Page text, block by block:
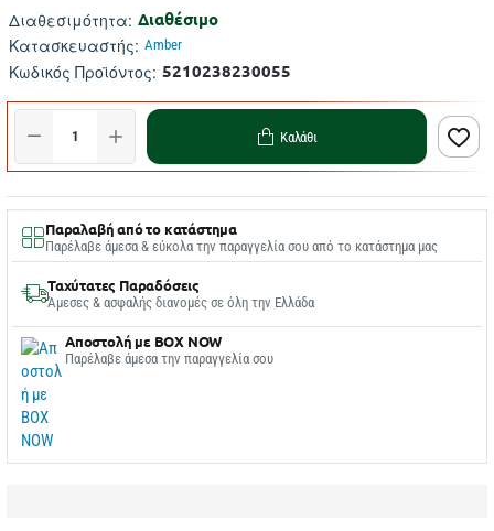
Διαθεσιμότητα: Διαθέσιμο
Κατασκευαστής: Amber
Κωδικός Προϊόντος: 5210238230055
Καλάθι
Παραλαβή από το κατάστημα
Παρέλαβε άμεσα & εύκολα την παραγγελία σου από το κατάστημα μας
Ταχύτατες Παραδόσεις
Άμεσες & ασφαλής διανομές σε όλη την Ελλάδα
Αποστολή με BOX NOW
Παρέλαβε άμεσα την παραγγελία σου